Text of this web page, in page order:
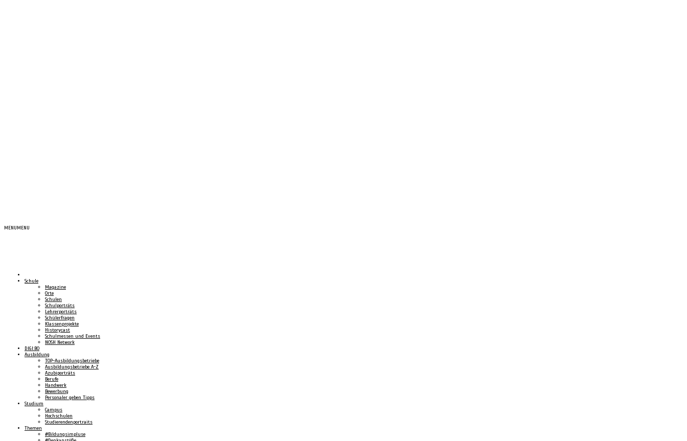
MENUMENU
Schule
Magazine
Orte
Schulen
Schulporträts
Lehrerporträts
Schülerfragen
Klassenprojekte
Historycast
Schulmessen und Events
NOSH Network
DIGI:BO
Ausbildung
TOP-Ausbildungsbetriebe
Ausbildungsbetriebe A-Z
Azubiporträts
Berufe
Handwerk
Bewerbung
Personaler geben Tipps
Studium
Campus
Hochschulen
Studierendenportraits
Themen
#Bildungsimpluse